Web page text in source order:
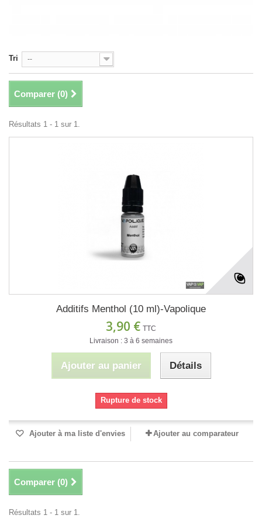
Tri --
Comparer (0)
Résultats 1 - 1 sur 1.
Additifs Menthol (10 ml)-Vapolique
3,90 € TTC
Livraison : 3 à 6 semaines
Ajouter au panier Détails
Rupture de stock
Ajouter à ma liste d'envies Ajouter au comparateur
Comparer (0)
Résultats 1 - 1 sur 1.